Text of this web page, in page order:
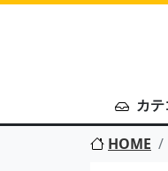
カ
HOME